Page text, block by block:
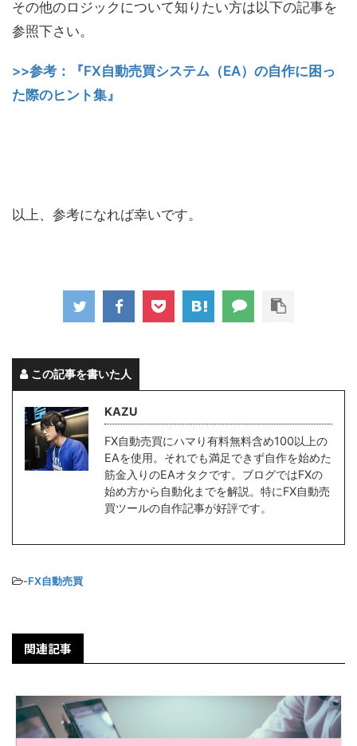
その他のロジックについて知りたい方は以下の記事を
参照下さい。
>>参考：『FX自動売買システム（EA）の自作に困っ
た際のヒント集』
以上、参考になれば幸いです。
この記事を書いた人
KAZU
FX自動売買にハマり有料無料含め100以上の
EAを使用。それでも満足できず自作を始めた
筋金入りのEAオタクです。ブログではFXの
始め方から自動化までを解説。特にFX自動売
買ツールの自作記事が好評です。
-FX自動売買
関連記事